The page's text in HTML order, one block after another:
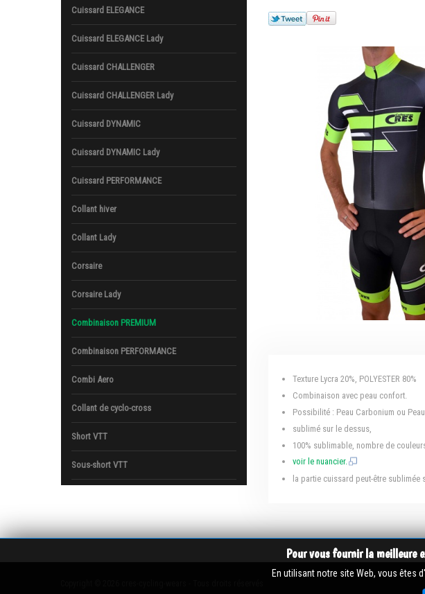
Texture Lycra 20%, POLYESTER 80%
Combinaison avec peau confort.
Possibilité : Peau Carbonium ou
sublimé sur le dessus,
100% sublimable, nombre de
voir le nuancier.
la partie cuissard peut-être
Cuissard ELEGANCE
Cuissard ELEGANCE Lady
Cuissard CHALLENGER
Cuissard CHALLENGER Lady
Cuissard DYNAMIC
Cuissard DYNAMIC Lady
Cuissard PERFORMANCE
Collant hiver
Collant Lady
Corsaire
Corsaire Lady
Combinaison PREMIUM
Combinaison PERFORMANCE
Combi Aero
Collant de cyclo-cross
Short VTT
Sous-short VTT
Pour vous fournir la meilleure
En utilisant notre site Web, vous êtes